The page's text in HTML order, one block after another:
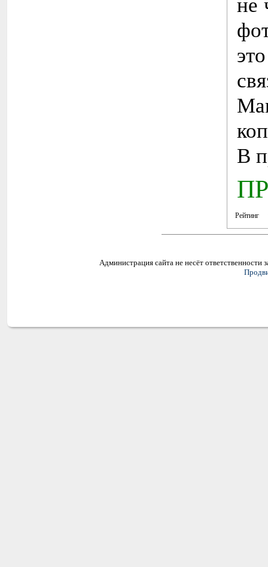
В
Рейтинг
Администрация сайта не несёт ответственности